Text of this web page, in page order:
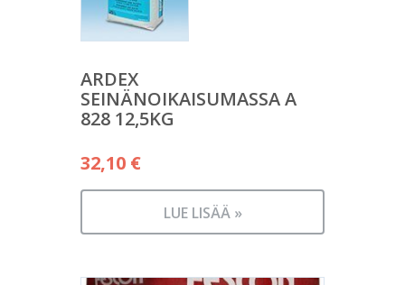
ARDEX
SEINÄNOIKAISUMASSA A
828 12,5KG
32,10 €
LUE LISÄÄ »